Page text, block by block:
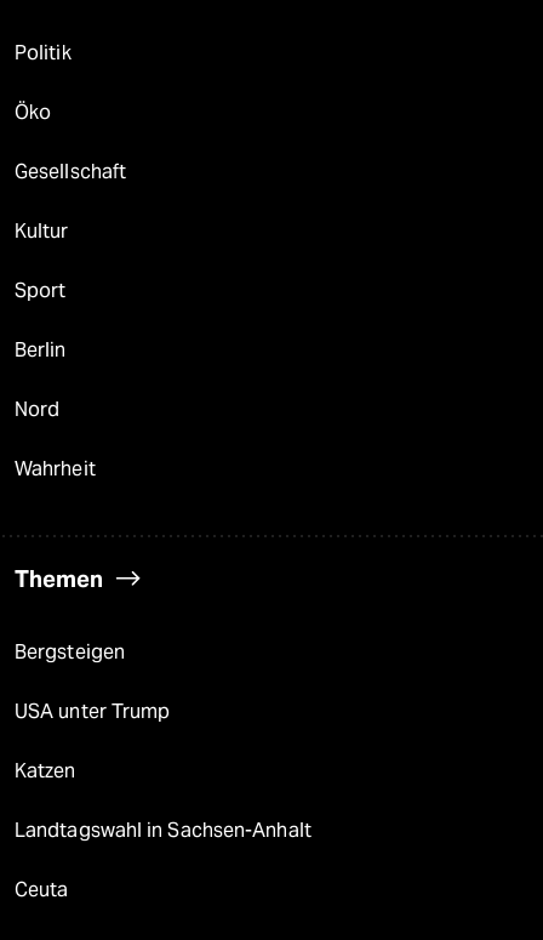
Politik
Öko
Gesellschaft
Kultur
Sport
Berlin
Nord
Wahrheit
Themen
Bergsteigen
USA unter Trump
Katzen
Landtagswahl in Sachsen-Anhalt
Ceuta